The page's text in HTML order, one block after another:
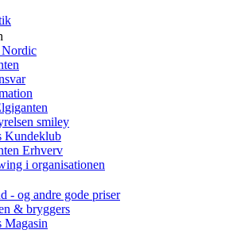
smiley
Kundeklub
Erhverv
i organisationen
- og andre gode priser
& bryggers
Magasin